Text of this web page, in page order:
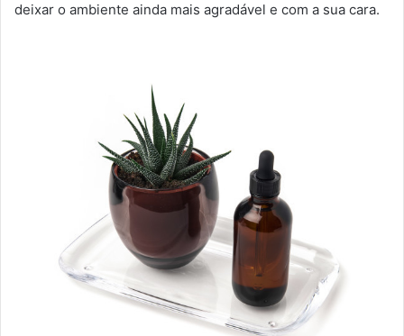
deixar o ambiente ainda mais agradável e com a sua cara.